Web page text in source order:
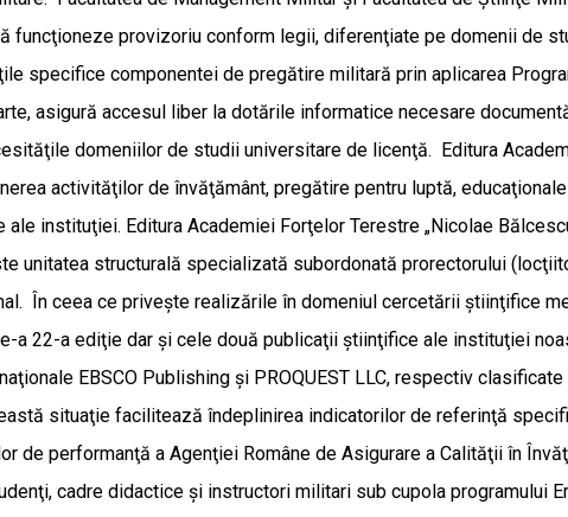
provizoriu conform legii, diferenţiate pe domenii de
specifice componentei de pregătire militară prin aplicarea
asigură accesul liber la dotările informatice necesare
domeniilor de studii universitare de licenţă. Editura
activităţilor de învăţământ, pregătire pentru luptă,
instituţiei. Editura Academiei Forţelor Terestre „Nicolae
unitatea structurală specializată subordonată prorectorului
În ceea ce priveşte realizările în domeniul cercetării ştiinţifice
a 22-a ediţie dar şi cele două publicaţii ştiinţifice ale instituţiei
EBSCO Publishing şi PROQUEST LLC, respectiv
situaţie facilitează îndeplinirea indicatorilor de referinţă
performanţă a Agenţiei Române de Asigurare a Calităţii în
cadre didactice şi instructori militari sub cupola programului